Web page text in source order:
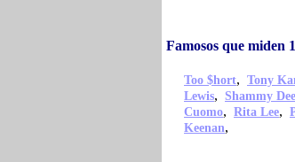
Famosos que miden
Too $hort, Tony
Lewis, Shammy Dee
Cuomo, Rita Lee,
Keenan,